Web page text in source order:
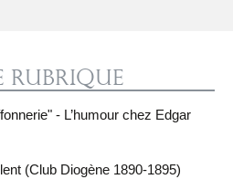
rubrique
- L’humour chez Edgar
(Club Diogène 1890-1895)